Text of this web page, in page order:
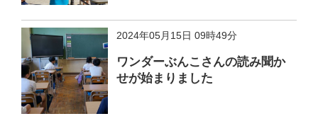
2024年05月15日 09時49分
ワンダーぶんこさんの読み聞か
せが始まりました